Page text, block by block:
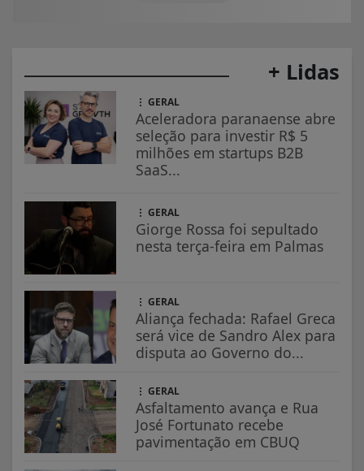
+ Lidas
GERAL
Aceleradora paranaense abre
seleção para investir R$ 5
milhões em startups B2B
SaaS...
GERAL
Giorge Rossa foi sepultado
nesta terça-feira em Palmas
GERAL
Aliança fechada: Rafael Greca
será vice de Sandro Alex para
disputa ao Governo do...
GERAL
Asfaltamento avança e Rua
José Fortunato recebe
pavimentação em CBUQ